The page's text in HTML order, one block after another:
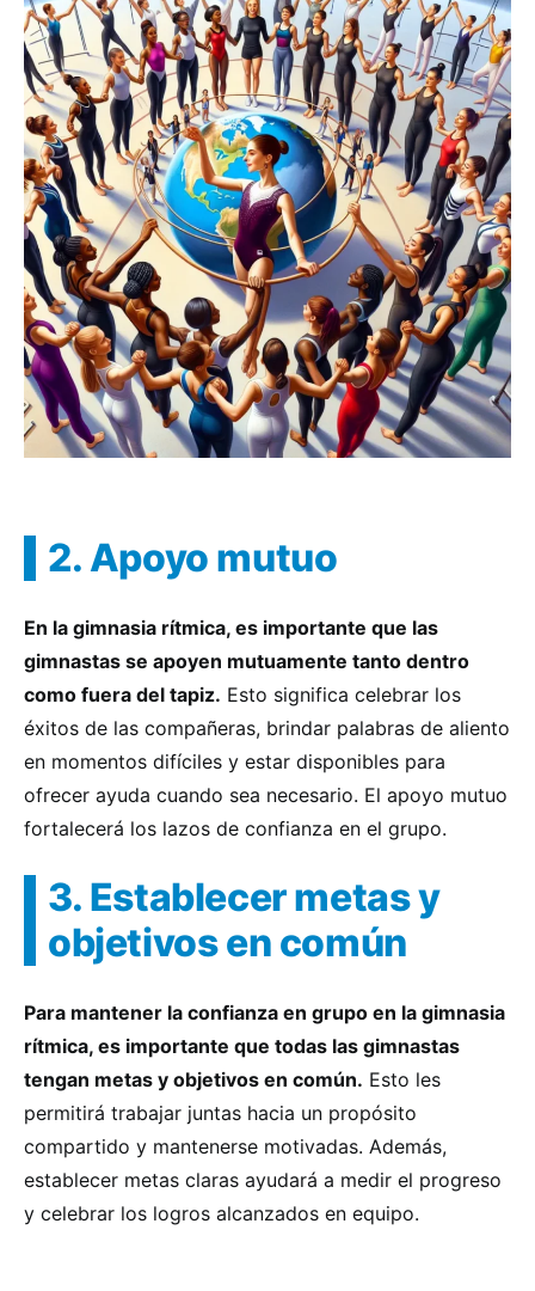
2. Apoyo mutuo
En la gimnasia rítmica, es importante que las
gimnastas se apoyen mutuamente tanto dentro
como fuera del tapiz. Esto significa celebrar los
éxitos de las compañeras, brindar palabras de aliento
en momentos difíciles y estar disponibles para
ofrecer ayuda cuando sea necesario. El apoyo mutuo
fortalecerá los lazos de confianza en el grupo.
3. Establecer metas y
objetivos en común
Para mantener la confianza en grupo en la gimnasia
rítmica, es importante que todas las gimnastas
tengan metas y objetivos en común. Esto les
permitirá trabajar juntas hacia un propósito
compartido y mantenerse motivadas. Además,
establecer metas claras ayudará a medir el progreso
y celebrar los logros alcanzados en equipo.